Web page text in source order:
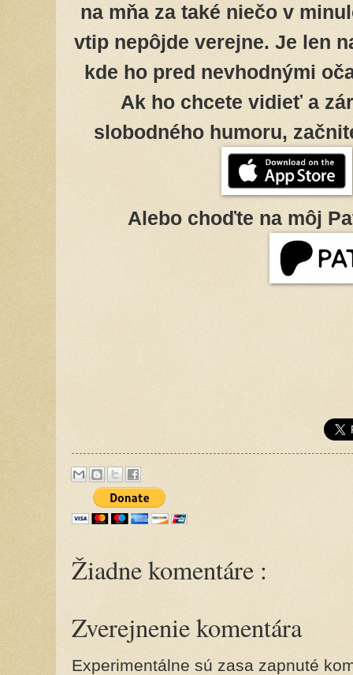
na mňa za také niečo v
vtip nepôjde verejne. Je len
kde ho pred nevhodnými
Ak ho chcete vidieť a
slobodného humoru,
Alebo choďte na môj
Žiadne komentáre :
Zverejnenie komentára
Experimentálne sú zasa zapnuté